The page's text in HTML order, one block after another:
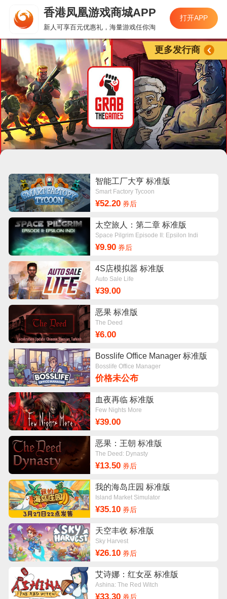
香港凤凰游戏商城APP
新人可享百元优惠礼，海量游戏任你淘
打开APP
智能工厂大亨 标准版
Smart Factory Tycoon
¥52.20券后
太空旅人：第二章 标准版
Space Pilgrim Episode II: Epsilon Indi
¥9.90券后
4S店模拟器 标准版
Auto Sale Life
¥39.00
恶果 标准版
The Deed
¥6.00
Bosslife Office Manager 标准版
Bosslife Office Manager
价格未公布
血夜再临 标准版
Few Nights More
¥39.00
恶果：王朝 标准版
The Deed: Dynasty
¥13.50券后
我的海岛庄园 标准版
Island Market Simulator
¥35.10券后
天空丰收 标准版
Sky Harvest
¥26.10券后
艾诗娜：红女巫 标准版
Ashina: The Red Witch
¥33.30券后
更多发行商